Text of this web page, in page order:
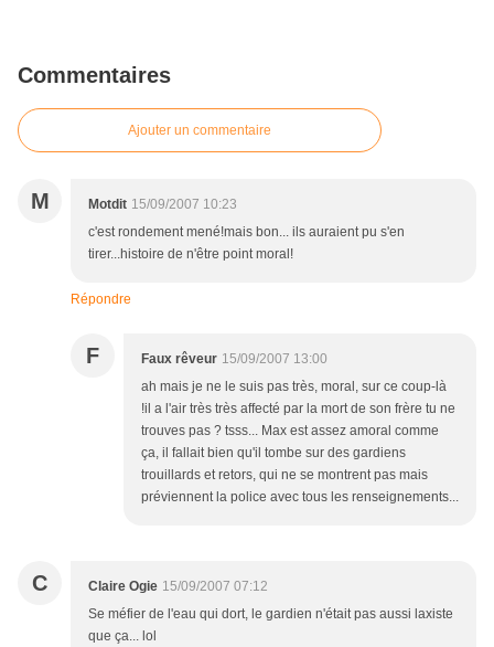
Commentaires
Ajouter un commentaire
M Motdit 15/09/2007 10:23
c'est rondement mené!mais bon... ils auraient pu s'en
tirer...histoire de n'être point moral!
Répondre
F Faux rêveur 15/09/2007 13:00
ah mais je ne le suis pas très, moral, sur ce coup-là
!il a l'air très très affecté par la mort de son frère tu ne
trouves pas ? tsss... Max est assez amoral comme
ça, il fallait bien qu'il tombe sur des gardiens
trouillards et retors, qui ne se montrent pas mais
préviennent la police avec tous les renseignements...
C Claire Ogie 15/09/2007 07:12
Se méfier de l'eau qui dort, le gardien n'était pas aussi laxiste
que ça... lol